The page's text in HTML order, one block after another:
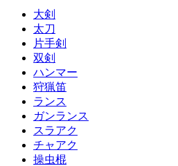
大剣
太刀
片手剣
双剣
ハンマー
狩猟笛
ランス
ガンランス
スラアク
チャアク
操虫棍